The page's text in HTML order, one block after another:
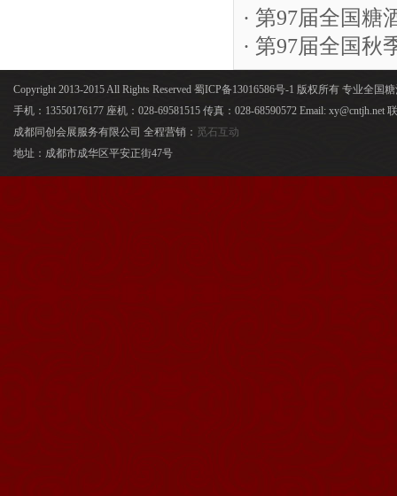
· 第97届全国糖
· 第97届全国
Copyright 2013-2015 All Rights Reserved 蜀ICP备13016586号-1 版权所有 专业全国
手机：13550176177 座机：028-69581515 传真：028-68590572 Email: xy@cntjh.net
成都同创会展服务有限公司 全程营销： 觅石互动
地址：成都市成华区平安正街47号